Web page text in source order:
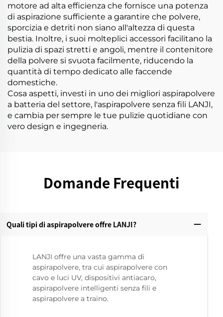
motore ad alta efficienza che fornisce una potenza
di aspirazione sufficiente a garantire che polvere,
sporcizia e detriti non siano all'altezza di questa
bestia. Inoltre, i suoi molteplici accessori facilitano la
pulizia di spazi stretti e angoli, mentre il contenitore
della polvere si svuota facilmente, riducendo la
quantità di tempo dedicato alle faccende
domestiche.
Cosa aspetti, investi in uno dei migliori aspirapolvere
a batteria del settore, l'aspirapolvere senza fili LANJI,
e cambia per sempre le tue pulizie quotidiane con
vero design e ingegneria.
Domande Frequenti
Quali tipi di aspirapolvere offre LANJI?
LANJI offre una vasta gamma di
aspirapolvere, tra cui aspirapolvere con
cavo e luci UV, dispositivi antiacaro,
aspirapolvere intelligenti senza fili e
aspirapolvere a traino.